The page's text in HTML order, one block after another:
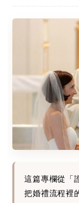
這篇專欄從「
把婚禮流程裡